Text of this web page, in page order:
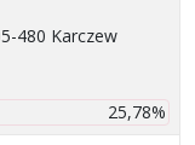
480 Karczew
25,78%